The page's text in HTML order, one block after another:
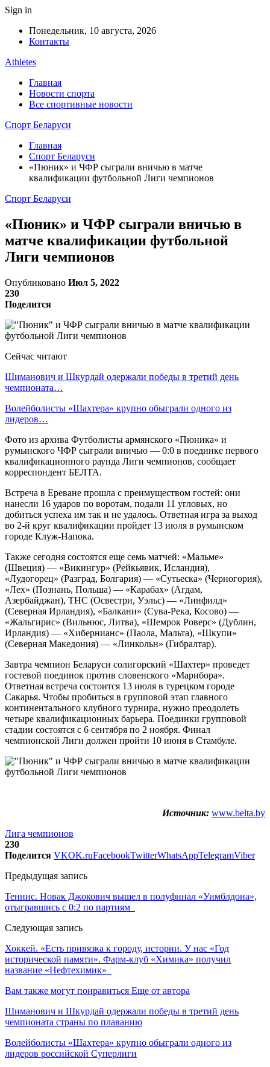
Sign in
Понедельник, 10 августа, 2026
Контакты
Athletes
Главная
Новости спорта
Все спортивные новости
Спорт Беларуси
Главная
Спорт Беларуси
«Пюник» и ЧФР сыграли вничью в матче
квалификации футбольной Лиги чемпионов
Спорт Беларуси
«Пюник» и ЧФР сыграли вничью в
матче квалификации футбольной
Лиги чемпионов
Опубликовано Июл 5, 2022
230
Поделится
Сейчас читают
Шиманович и Шкурдай одержали победы в третий день
чемпионата…
Волейболисты «Шахтера» крупно обыграли одного из
лидеров…
Фото из архива Футболисты армянского «Пюника» и
румынского ЧФР сыграли вничью — 0:0 в поединке первого
квалификационного раунда Лиги чемпионов, сообщает
корреспондент БЕЛТА.
Встреча в Ереване прошла с преимуществом гостей: они
нанесли 16 ударов по воротам, подали 11 угловых, но
добиться успеха им так и не удалось. Ответная игра за выход
во 2-й круг квалификации пройдет 13 июля в румынском
городе Клуж-Напока.
Также сегодня состоятся еще семь матчей: «Мальме»
(Швеция) — «Викингур» (Рейкьявик, Исландия),
«Лудогорец» (Разград, Болгария) — «Сутьеска» (Черногория),
«Лех» (Познань, Польша) — «Карабах» (Агдам,
Азербайджан), ТНС (Освестри, Уэльс) — «Линфилд»
(Северная Ирландия), «Балкани» (Сува-Река, Косово) —
«Жальгирис» (Вильнюс, Литва), «Шемрок Роверс» (Дублин,
Ирландия) — «Хибернианс» (Паола, Мальта), «Шкупи»
(Северная Македония) — «Линкольн» (Гибралтар).
Завтра чемпион Беларуси солигорский «Шахтер» проведет
гостевой поединок против словенского «Марибора».
Ответная встреча состоится 13 июля в турецком городе
Сакарья. Чтобы пробиться в групповой этап главного
континентального клубного турнира, нужно преодолеть
четыре квалификационных барьера. Поединки групповой
стадии состоятся с 6 сентября по 2 ноября. Финал
чемпионской Лиги должен пройти 10 июня в Стамбуле.
Источник: www.belta.by
Лига чемпионов
230
Поделится VKOK.ruFacebookTwitterWhatsAppTelegramViber
Предыдущая запись
Теннис. Новак Джокович вышел в полуфинал «Уимблдона»,
отыгравшись с 0:2 по партиям
Следующая запись
Хоккей. «Есть привязка к городу, истории. У нас «Год
исторической памяти». Фарм-клуб «Химика» получил
название «Нефтехимик»
Вам также могут понравиться Еще от автора
Шиманович и Шкурдай одержали победы в третий день
чемпионата страны по плаванию
Волейболисты «Шахтера» крупно обыграли одного из
лидеров российской Суперлиги